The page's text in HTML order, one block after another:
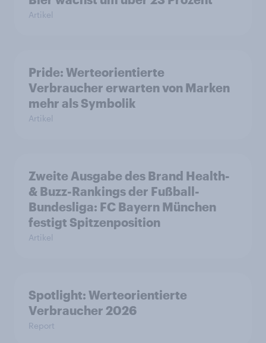
Artikel
Pride: Werteorientierte
Verbraucher erwarten von Marken
mehr als Symbolik
Artikel
Zweite Ausgabe des Brand Health-
& Buzz-Rankings der Fußball-
Bundesliga: FC Bayern München
festigt Spitzenposition
Artikel
Spotlight: Werteorientierte
Verbraucher 2026
Report